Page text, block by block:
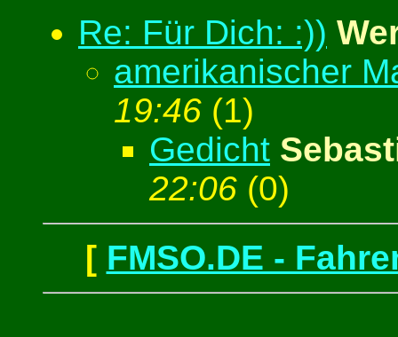
Re: Für Dich: :))
amerikanischer
19:46 (1)
Gedicht
22:06 (0)
[ FMSO.DE -